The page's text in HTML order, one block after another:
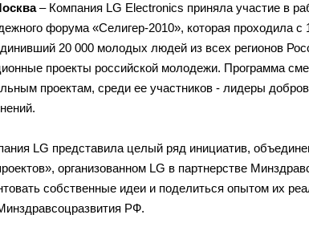
– Компания LG Electronics приняла участие в
форума «Селигер-2010», которая проходила
20 000 молодых людей из всех регионов
проекты российской молодежи. Программа
проектам, среди ее участников - лидеры
LG представила целый ряд инициатив,
организованном LG в партнерстве
собственные идеи и поделиться опытом их
РФ.